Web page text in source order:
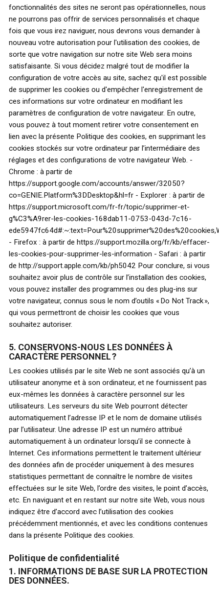
fonctionnalités des sites ne seront pas opérationnelles, nous
ne pourrons pas offrir de services personnalisés et chaque
fois que vous irez naviguer, nous devrons vous demander à
nouveau votre autorisation pour l'utilisation des cookies, de
sorte que votre navigation sur notre site Web sera moins
satisfaisante. Si vous décidez malgré tout de modifier la
configuration de votre accès au site, sachez qu'il est possible
de supprimer les cookies ou d'empêcher l'enregistrement de
ces informations sur votre ordinateur en modifiant les
paramètres de configuration de votre navigateur. En outre,
vous pouvez à tout moment retirer votre consentement en
lien avec la présente Politique des cookies, en supprimant les
cookies stockés sur votre ordinateur par l’intermédiaire des
réglages et des configurations de votre navigateur Web. -
Chrome : à partir de
https://support.google.com/accounts/answer/32050?
co=GENIE.Platform%3DDesktop&hl=fr - Explorer : à partir de
https://support.microsoft.com/fr-fr/topic/supprimer-et-
g%C3%A9rer-les-cookies-168dab11-0753-043d-7c16-
- Firefox : à partir de https://support.mozilla.org/fr/kb/effacer-
les-cookies-pour-supprimer-les-information - Safari : à partir
de http://support.apple.com/kb/ph5042 Pour conclure, si vous
souhaitez avoir plus de contrôle sur l’installation des cookies,
vous pouvez installer des programmes ou des plug-ins sur
votre navigateur, connus sous le nom d’outils « Do Not Track »,
qui vous permettront de choisir les cookies que vous
souhaitez autoriser.
5. CONSERVONS-NOUS LES DONNÉES À
CARACTÈRE PERSONNEL ?
Les cookies utilisés par le site Web ne sont associés qu’à un
utilisateur anonyme et à son ordinateur, et ne fournissent pas
eux-mêmes les données à caractère personnel sur les
utilisateurs. Les serveurs du site Web pourront détecter
automatiquement l’adresse IP et le nom de domaine utilisés
par l’utilisateur. Une adresse IP est un numéro attribué
automatiquement à un ordinateur lorsqu’il se connecte à
Internet. Ces informations permettent le traitement ultérieur
des données afin de procéder uniquement à des mesures
statistiques permettant de connaître le nombre de visites
effectuées sur le site Web, l’ordre des visites, le point d’accès,
etc. En naviguant et en restant sur notre site Web, vous nous
indiquez être d’accord avec l’utilisation des cookies
précédemment mentionnés, et avec les conditions contenues
dans la présente Politique des cookies.
Politique de confidentialité
1. INFORMATIONS DE BASE SUR LA PROTECTION
DES DONNÉES.